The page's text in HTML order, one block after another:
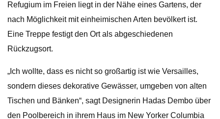
Refugium im Freien liegt in der Nähe eines Gartens, der
nach Möglichkeit mit einheimischen Arten bevölkert ist.
Eine Treppe festigt den Ort als abgeschiedenen
Rückzugsort.
„Ich wollte, dass es nicht so großartig ist wie Versailles,
sondern dieses dekorative Gewässer, umgeben von alten
Tischen und Bänken“, sagt Designerin Hadas Dembo über
den Poolbereich in ihrem Haus im New Yorker Columbia